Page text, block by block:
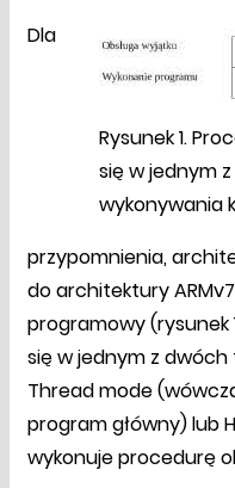
Rysunek 1.
się w jednym
wykonywania
Dla
przypomnienia,
do architektury
programowy (rysunek
się w jednym z
Thread mode
program główny) lub
wykonuje procedurę